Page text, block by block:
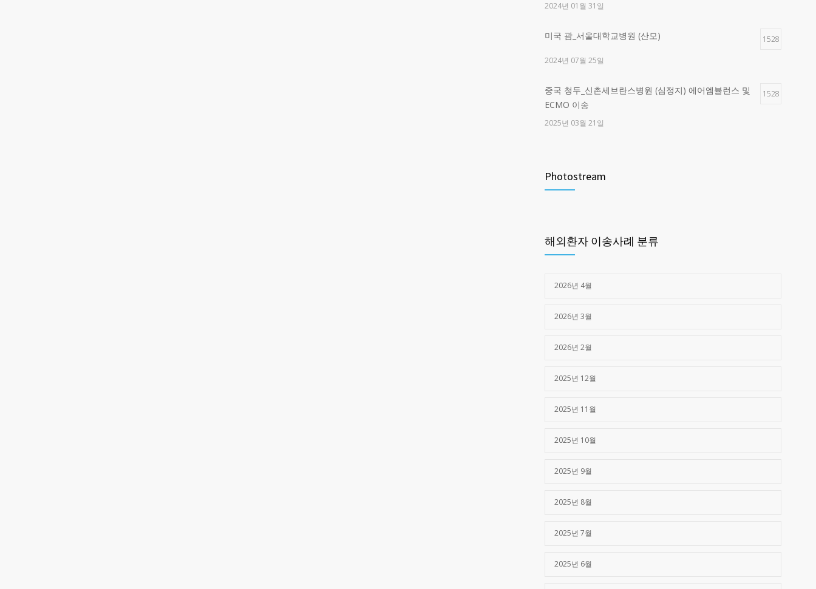
2024년 01월 31일
미국 괌_서울대학교병원 (산모) 1528
2024년 07월 25일
중국 청두_신촌세브란스병원 (심정지) 에어엠뷸런스 및
ECMO 이송
1528
2025년 03월 21일
2025년 03월 28일
Photostream
해외환자 이송사례 분류
2026년 4월
2026년 3월
2026년 2월
2025년 12월
2025년 11월
2025년 10월
2025년 9월
2025년 8월
2025년 7월
2025년 6월